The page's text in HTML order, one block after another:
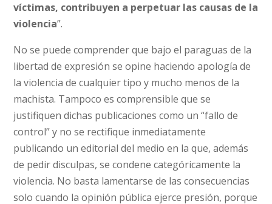
víctimas, contribuyen a perpetuar las causas de la
violencia”.
No se puede comprender que bajo el paraguas de la
libertad de expresión se opine haciendo apología de
la violencia de cualquier tipo y mucho menos de la
machista. Tampoco es comprensible que se
justifiquen dichas publicaciones como un “fallo de
control” y no se rectifique inmediatamente
publicando un editorial del medio en la que, además
de pedir disculpas, se condene categóricamente la
violencia. No basta lamentarse de las consecuencias
solo cuando la opinión pública ejerce presión, porque